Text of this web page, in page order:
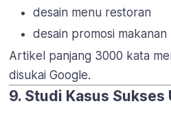
desain menu restoran
desain promosi makanan
Artikel panjang 3000 kata
disukai Google.
9. Studi Kasus Sukses